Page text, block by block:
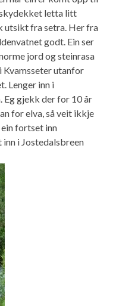
skydekket letta litt
utsikt fra setra. Her fra
godt. Ein ser
jord og steinrasa
Kvamsseter utanfor
Lenger inn i
Eg gjekk der for 10 år
for elva, så veit ikkje
fortset inn
i Jostedalsbreen